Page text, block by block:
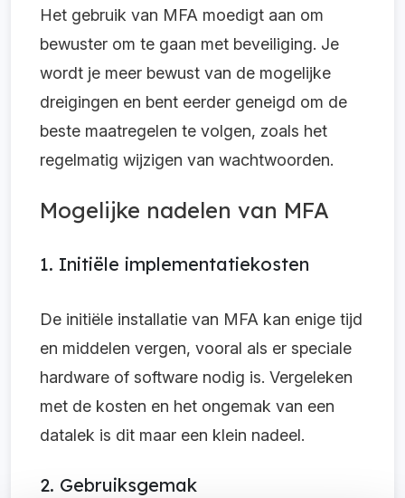
Het gebruik van MFA moedigt aan om
bewuster om te gaan met beveiliging. Je
wordt je meer bewust van de mogelijke
dreigingen en bent eerder geneigd om de
beste maatregelen te volgen, zoals het
regelmatig wijzigen van wachtwoorden.
Mogelijke nadelen van MFA
1. Initiële implementatiekosten
De initiële installatie van MFA kan enige tijd
en middelen vergen, vooral als er speciale
hardware of software nodig is. Vergeleken
met de kosten en het ongemak van een
datalek is dit maar een klein nadeel.
2. Gebruiksgemak